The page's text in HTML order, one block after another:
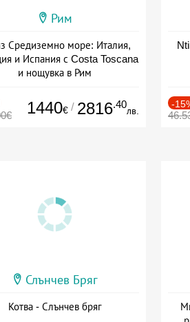
Рим
Средиземно море: Италия,
и Испания с Costa Toscana
и нощувка в Рим
1440€ / 2816.40
лв.
-
Слънчев Бряг
Котва - Слънчев бряг